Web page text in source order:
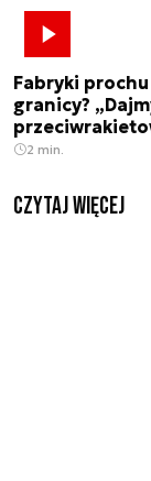
Fabryki
granicy?
2 min.
czytaj więcej